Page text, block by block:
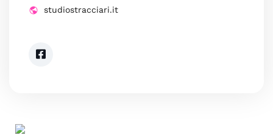
studiostracciari.it